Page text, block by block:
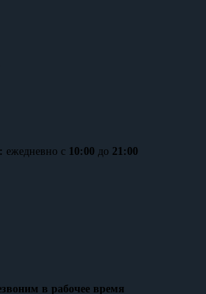
ежедневно с 10:00 до 21:00
в рабочее время